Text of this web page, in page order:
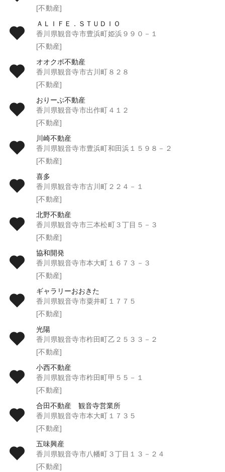
[不動産]
ＡＬＩＦＥ．ＳＴＵＤＩＯ
香川県観音寺市豊浜町姫浜９９０－１
[不動産]
オオクボ不動産
香川県観音寺市古川町８２８
[不動産]
おりーぶ不動産
香川県観音寺市出作町４１２
[不動産]
川崎不動産
香川県観音寺市豊浜町和田浜１５９８－２
[不動産]
喜多
香川県観音寺市古川町２２４－１
[不動産]
北野不動産
香川県観音寺市三本松町３丁目５－３
[不動産]
協和開発
香川県観音寺市本大町１６７３－３
[不動産]
ギャラリーおおきた
香川県観音寺市粟井町１７７５
[不動産]
光陽
香川県観音寺市柞田町乙２５３３－２
[不動産]
小西不動産
香川県観音寺市柞田町甲５５－１
[不動産]
合田不動産 観音寺営業所
香川県観音寺市本大町１７３５
[不動産]
五味興産
香川県観音寺市八幡町３丁目１３－２４
[不動産]